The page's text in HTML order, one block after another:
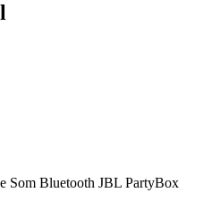
Som Bluetooth JBL PartyBox